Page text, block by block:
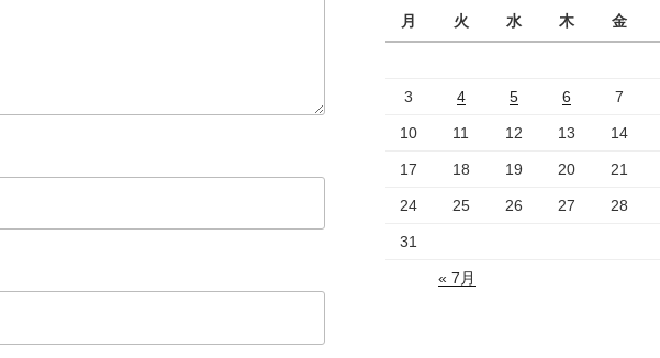
月
火 水 木 金
3 4 5 6 7
10 11 12 13 14
17 18 19 20 21
24 25 26 27 28
31
« 7月